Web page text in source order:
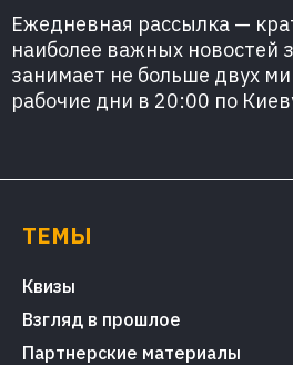
Ежедневная рассылка —
наиболее важных новостей
занимает не больше двух
рабочие дни в 20:00 по
ТЕМЫ
Квизы
Взгляд в прошлое
Партнерские материалы